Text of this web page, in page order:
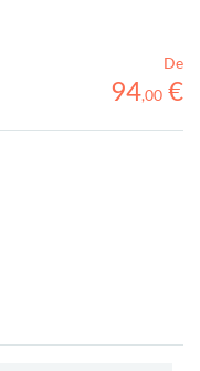
De
94,00 €